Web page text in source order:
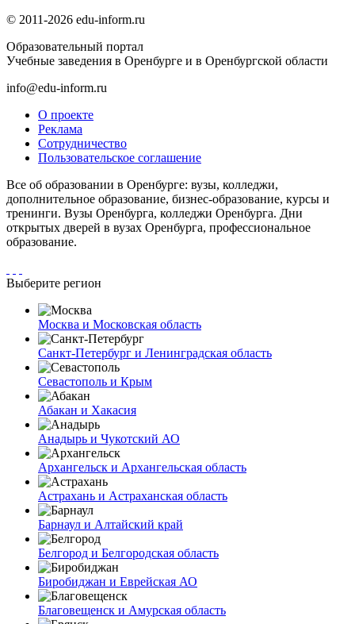
© 2011-2026 edu-inform.ru
Образовательный портал
Учебные заведения в Оренбурге и в Оренбургской области
info@edu-inform.ru
О проекте
Реклама
Сотрудничество
Пользовательское соглашение
Все об образовании в Оренбурге: вузы, колледжи,
дополнительное образование, бизнес-образование, курсы и
тренинги. Вузы Оренбурга, колледжи Оренбурга. Дни
открытых дверей в вузах Оренбурга, профессиональное
образование.
Выберите регион
Москва и Московская область
Санкт-Петербург и Ленинградская область
Севастополь и Крым
Абакан и Хакасия
Анадырь и Чукотский АО
Архангельск и Архангельская область
Астрахань и Астраханская область
Барнаул и Алтайский край
Белгород и Белгородская область
Биробиджан и Еврейская АО
Благовещенск и Амурская область